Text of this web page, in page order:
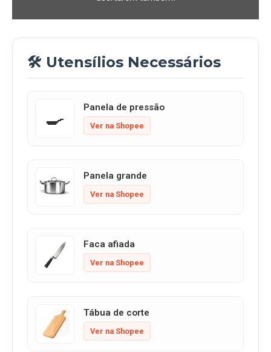
🛠️ Utensílios Necessários
🍳 Panela de pressão
Ver na Shopee
Panela grande
Ver na Shopee
Faca afiada
Ver na Shopee
Tábua de corte
Ver na Shopee